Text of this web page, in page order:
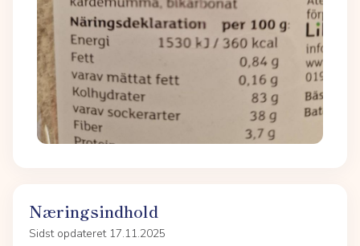
Næringsindhold
Sidst opdateret 17.11.2025